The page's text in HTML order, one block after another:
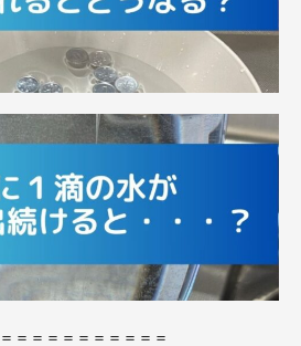
＝＝＝＝＝＝＝＝＝＝